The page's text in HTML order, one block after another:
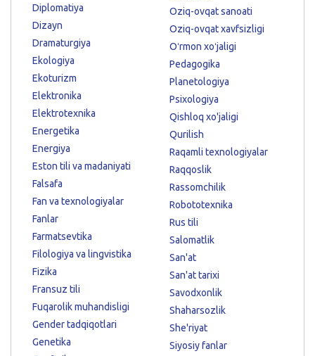
Diplomatiya
Dizayn
Dramaturgiya
Ekologiya
Ekoturizm
Elektronika
Elektrotexnika
Energetika
Energiya
Eston tili va madaniyati
Falsafa
Fan va texnologiyalar
Fanlar
Farmatsevtika
Filologiya va lingvistika
Fizika
Fransuz tili
Fuqarolik muhandisligi
Gender tadqiqotlari
Genetika
Oziq-ovqat sanoati
Oziq-ovqat xavfsizligi
Oʻrmon xoʻjaligi
Pedagogika
Planetologiya
Psixologiya
Qishloq xo'jaligi
Qurilish
Raqamli texnologiyalar
Raqqoslik
Rassomchilik
Robototexnika
Rus tili
Salomatlik
San'at
San'at tarixi
Savodxonlik
Shaharsozlik
She'riyat
Siyosiy fanlar